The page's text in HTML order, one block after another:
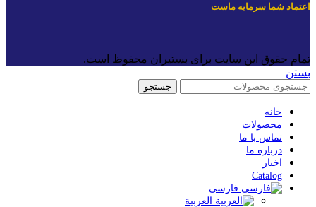
شما سرمایه ماست
حقوق این سایت برای بستیران محفوظ است.
جستجو
خانه
محصولات
تماس با ما
درباره ما
اخبار
Catalog
فارسی
العربية